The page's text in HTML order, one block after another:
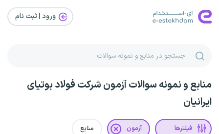
ورود | ثبت‌ نام
منابع و نمونه سوالات آزمون شرکت فولاد بوتیای
ایرانیان
فیلترها آزمون منابع